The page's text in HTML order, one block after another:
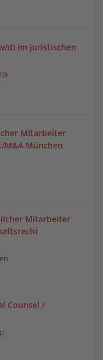
d) im juristischen
Mitarbeiter
M&A München
Mitarbeiter
Counsel /